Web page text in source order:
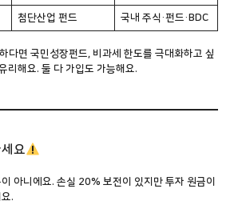
첨단산업 펀드 국내 주식·펀드·BDC
다면 국민성장펀드, 비과세 한도를 극대화하고 싶
리해요. 둘 다 가입도 가능해요.
요
아니에요. 손실 20% 보전이 있지만 투자 원금이
.